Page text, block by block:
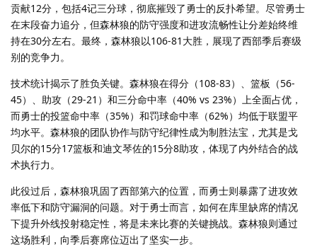
贡献12分，包括4记三分球，彻底摧毁了勇士的反扑希望。尽管勇士
在末段奋力追分，但森林狼的防守强度和进攻流畅性让分差始终维
持在30分左右。最终，森林狼以106-81大胜，展现了西部季后赛级
别的竞争力。
技术统计揭示了胜负关键。森林狼在得分（108-83）、篮板（56-
45）、助攻（29-21）和三分命中率（40% vs 23%）上全面占优，
而勇士的投篮命中率（35%）和罚球命中率（62%）均低于联盟平
均水平。森林狼的团队协作与防守纪律性成为制胜法宝，尤其是戈
贝尔的15分17篮板和迪文琴佐的15分8助攻，体现了内外结合的战
术执行力。
此役过后，森林狼巩固了西部第六的位置，而勇士则暴露了进攻效
率低下和防守漏洞的问题。对于勇士而言，如何在库里缺席的情况
下提升外线投射稳定性，将是未来比赛的关键挑战。森林狼则通过
这场胜利，向季后赛席位迈出了坚实一步。